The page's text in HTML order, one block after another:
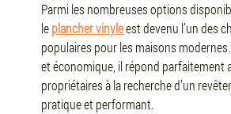
Parmi les nombreuses options
le plancher vinyle est devenu l’un des
populaires pour les maisons
et économique, il répond parfaitement
propriétaires à la recherche d’un
pratique et performant.